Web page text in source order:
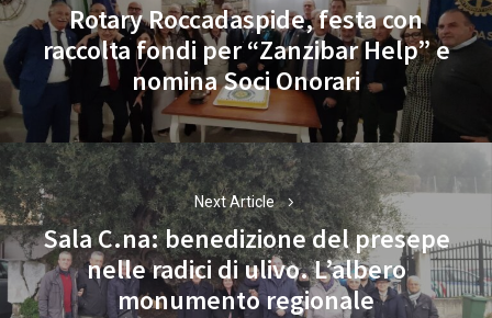
Previous
post:
Rotary Roccadaspide, festa con
raccolta fondi per “Zanzibar Help” e
nomina Soci Onorari
Next Article
Next
post:
Sala C.na: benedizione del presepe
nelle radici di ulivo. L’albero
monumento regionale